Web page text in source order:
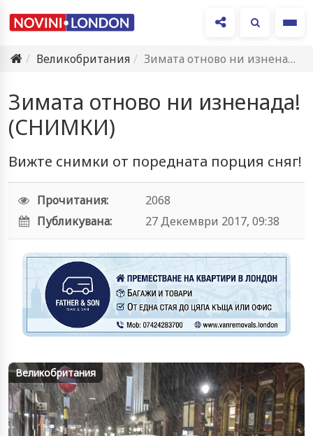
Великобритания
Зимата отново ни изненада! (СНИМКИ)
Зимата отново ни изненада!
(СНИМКИ)
Вижте снимки от поредната порция сняг!
Прочитания:
2068
Публикувана:
27 Декември 2017, 09:38
Великобритания